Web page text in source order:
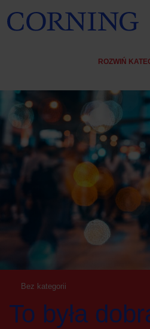
ROZWIŃ
Wszystkie
Bez kategorii
To była